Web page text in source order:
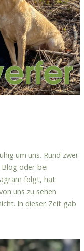
um uns. Rund zwei
Blog oder bei
folgt, hat
uns zu sehen
In dieser Zeit gab